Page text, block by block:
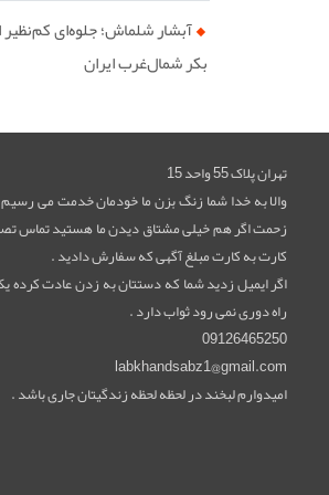
آبشار شلماش؛ جلوه‌ای
بکر شمال‌غرب ایران
تهران پلاک 55 واحد 15
والا به خدا شما زنگ بزن ما خودمان خدمت می رسیم
زحمت اگر هم خیلی مشتاق دیدن ما هستید تماس
کارت به کارت مبلغ آگهی که سفارش دادید .
اگر ایمیل زدید شما که دستتان به زدن عادت کرده
راه دوری نمی رود ثواب دارد .
09126465250
labkhandsabz1@gmail.com
امیدوارم لبخند در لحظه لحظه زندگیتان جاری باشد .